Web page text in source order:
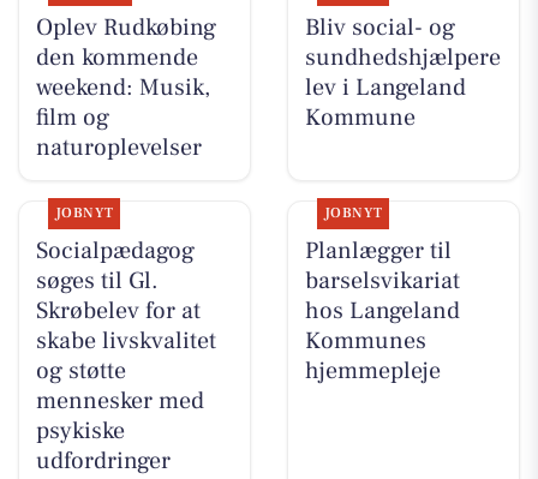
Oplev Rudkøbing
den kommende
weekend: Musik,
film og
naturoplevelser
Bliv social- og
sundhedshjælpere
lev i Langeland
Kommune
JOBNYT
Socialpædagog
søges til Gl.
Skrøbelev for at
skabe livskvalitet
og støtte
mennesker med
psykiske
udfordringer
JOBNYT
Planlægger til
barselsvikariat
hos Langeland
Kommunes
hjemmepleje